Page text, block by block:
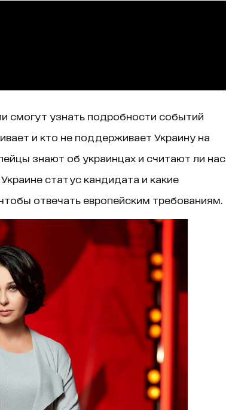
смогут узнать подробности событий
и кто не поддерживает Украину на
знают об украинцах и считают ли нас
статус кандидата и какие
отвечать европейским требованиям.